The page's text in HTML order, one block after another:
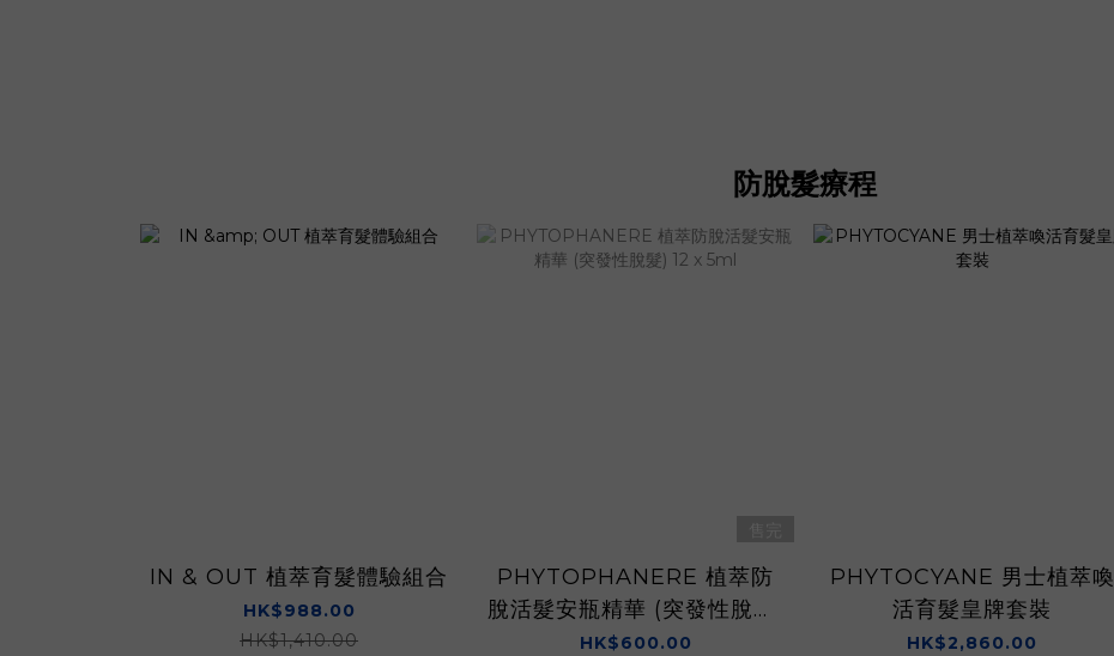
防脫髮療程
IN & OUT 植萃育髮體驗組合
HK$988.00
HK$1,410.00
PHYTOPHANERE 植萃防
脫活髮安瓶精華 (突發性脫髮)
12 x 5ml
HK$600.00
PHYTOCYANE 男士植萃喚
活育髮皇牌套裝
HK$2,860.00